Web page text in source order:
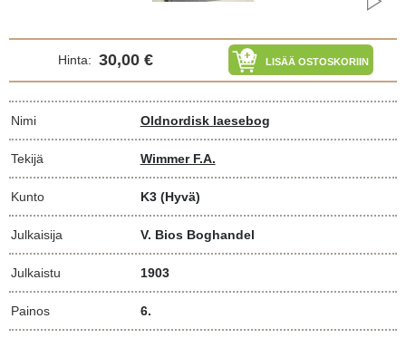
Hinta: 30,00 € LISÄÄ OSTOSKORIIN
Nimi Oldnordisk laesebog
Tekijä Wimmer F.A.
Kunto K3 (Hyvä)
Julkaisija V. Bios Boghandel
Julkaistu 1903
Painos 6.